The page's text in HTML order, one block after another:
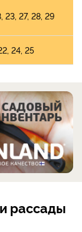
23, 27, 28, 29
24, 25
рассады